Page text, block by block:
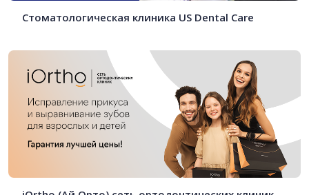
Стоматологическая клиника US Dental Care